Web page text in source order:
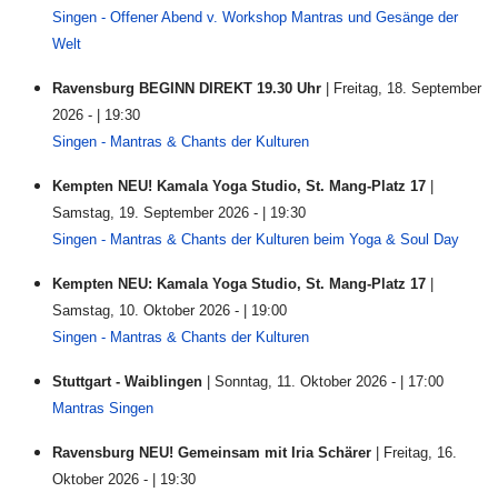
Singen - Offener Abend v. Workshop Mantras und Gesänge der
Welt
Ravensburg BEGINN DIREKT 19.30 Uhr | Freitag, 18. September
2026 - | 19:30
Singen - Mantras & Chants der Kulturen
Kempten NEU! Kamala Yoga Studio, St. Mang-Platz 17
Samstag, 19. September 2026 - | 19:30
Singen - Mantras & Chants der Kulturen beim Yoga & Soul Day
Kempten NEU: Kamala Yoga Studio, St. Mang-Platz 17
Samstag, 10. Oktober 2026 - | 19:00
Singen - Mantras & Chants der Kulturen
Stuttgart - Waiblingen
| Sonntag, 11. Oktober 2026 - | 17:00
Mantras Singen
Ravensburg NEU! Gemeinsam mit Iria Schärer | Freitag, 16.
Oktober 2026 - | 19:30